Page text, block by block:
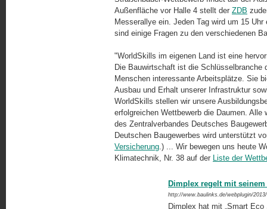
Außenfläche vor Halle 4 stellt der ZDB
Messerallye ein. Jeden Tag wird um 15
sind einige Fragen zu den verschiedenen
"WorldSkills im eigenen Land ist eine
Die Bauwirtschaft ist die
Menschen interessante Arbeitsplätze. Sie
Ausbau und Erhalt unserer Infrastruktur
WorldSkills stellen wir unsere
erfolgreichen Wettbewerb die Daumen.
des Zentralverbandes Deutsches
Deutschen Baugewerbes wird unterstützt
Versicherung.) ... Wir bewegen uns heute
Klimatechnik, Nr. 38 auf der Liste der
Dimplex regelt mit
http://www.baulinks.de/webplugin/
Dimplex hat mit „Smart